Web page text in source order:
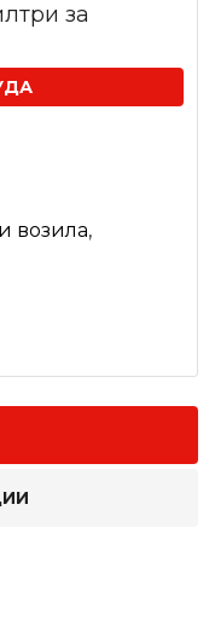
за
возила,